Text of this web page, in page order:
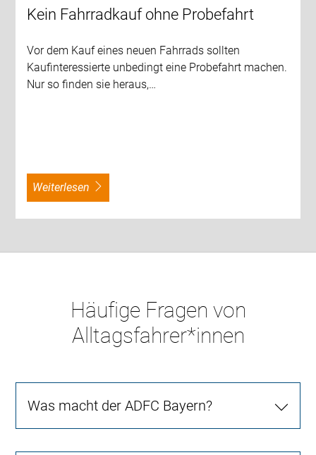
Kein Fahrradkauf ohne Probefahrt
Vor dem Kauf eines neuen Fahrrads sollten
Kaufinteressierte unbedingt eine Probefahrt machen.
Nur so finden sie heraus,…
weiterlesen
Häufige Fragen von
Alltagsfahrer*innen
Was macht der ADFC Bayern?